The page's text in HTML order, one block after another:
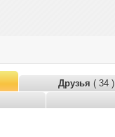
Друзья ( 34 )